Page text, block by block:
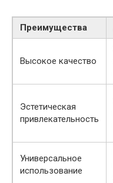
Преимущества
Высокое качество
Эстетическая
привлекательность
Универсальное
использование